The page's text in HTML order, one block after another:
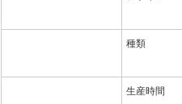
種類
生産時間